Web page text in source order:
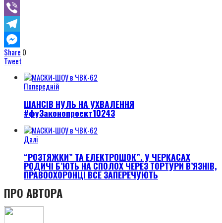
WhatsApp
Viber
Telegram
Messenger
Share 0
Tweet
Попередній
ШАНСІВ НУЛЬ НА УХВАЛЕННЯ
#фуЗаконопроект10243
Далі
“РОЗТЯЖКИ” ТА ЕЛЕКТРОШОК”. У ЧЕРКАСАХ
РОДИЧІ Б’ЮТЬ НА СПОЛОХ ЧЕРЕЗ ТОРТУРИ В’ЯЗНІВ,
ПРАВООХОРОНЦІ ВСЕ ЗАПЕРЕЧУЮТЬ
ПРО АВТОРА